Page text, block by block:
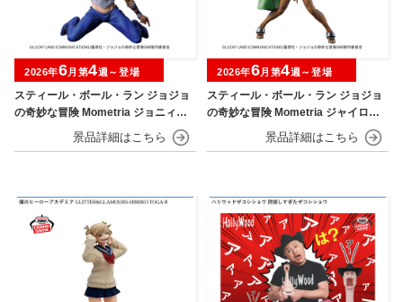
スティール・ボール・ラン ジョジョ
の奇妙な冒険 Mometria ジョニィ・
ジョースター
2026年6月第4週～登場
スティール・ボール・ラン ジョジョ
の奇妙な冒険 Mometria ジャイロ・
2026年6月第4週～登場